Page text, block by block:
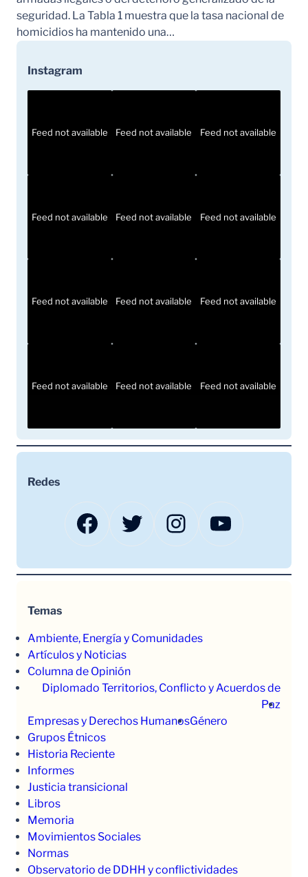
seguridad. La Tabla 1 muestra que la tasa nacional de
homicidios ha mantenido una…
Instagram
Feed not available Feed not available Feed not available
Feed not available Feed not available Feed not available
Feed not available Feed not available Feed not available
Feed not available Feed not available Feed not available
Redes
Facebook Twitter Instagram YouTube
Temas
Ambiente, Energía y Comunidades
Artículos y Noticias
Columna de Opinión
Diplomado Territorios, Conflicto y Acuerdos de
Paz
Empresas y Derechos HumanosGénero
Grupos Étnicos
Historia Reciente
Informes
Justicia transicional
Libros
Memoria
Movimientos Sociales
Normas
Observatorio de DDHH y conflictividades